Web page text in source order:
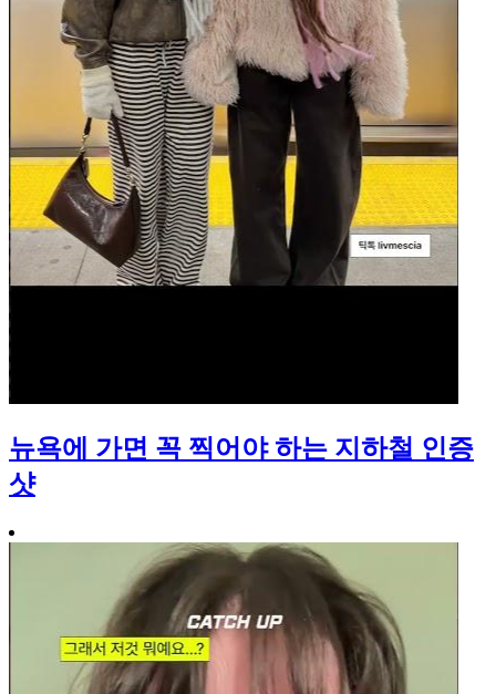
뉴욕에 가면 꼭 찍어야 하는 지하철 인증
샷